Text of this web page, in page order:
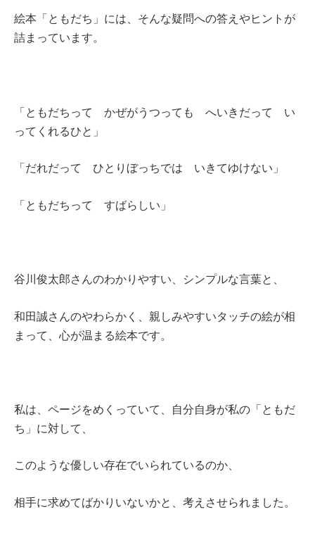
絵本「ともだち」には、そんな疑問への答えやヒントが
詰まっています。
「ともだちって かぜがうつっても へいきだって い
ってくれるひと」
「だれだって ひとりぼっちでは いきてゆけない」
「ともだちって すばらしい」
谷川俊太郎さんのわかりやすい、シンプルな言葉と、
和田誠さんのやわらかく、親しみやすいタッチの絵が相
まって、心が温まる絵本です。
私は、ページをめくっていて、自分自身が私の「ともだ
ち」に対して、
このような優しい存在でいられているのか、
相手に求めてばかりいないかと、考えさせられました。